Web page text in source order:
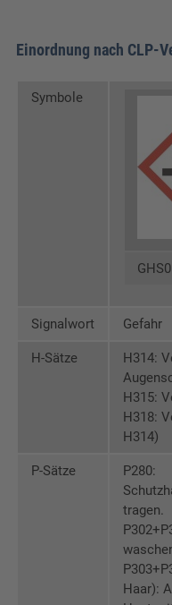
Oxilac Duo Dip &
Einordnung nach CLP-
Symbole
Signalwort Gefahr
H-Sätze
H314:
H315:
H318:
H314)
P-Sätze
P280:
tragen.
Haar):